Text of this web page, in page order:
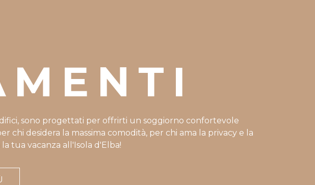
sono progettati per offrirti un soggiorno confortevole
chi desidera la massima comodità, per chi ama la privacy e la
tua vacanza all'Isola d'Elba!